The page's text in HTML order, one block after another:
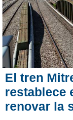
El tren
restablece
renovar la